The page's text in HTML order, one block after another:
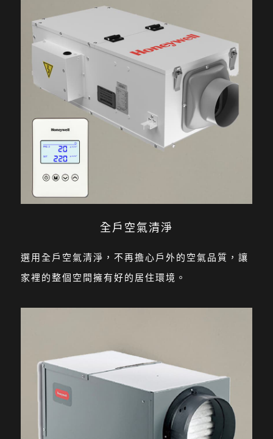
全戶空氣清淨
選用全戶空氣清淨，不再擔心戶外的空氣品質，讓
家裡的整個空間擁有好的居住環境。